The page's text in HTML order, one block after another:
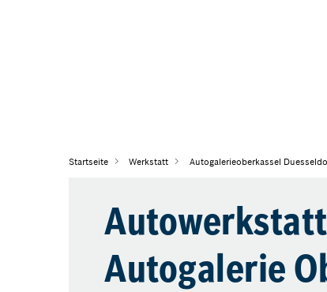
Startseite Werkstatt Autogalerieoberkassel
Autowerkstatt
Autogalerie